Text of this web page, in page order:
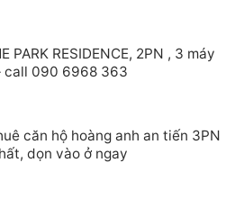
PARK RESIDENCE, 2PN , 3 máy
call 090 6968 363
căn hộ hoàng anh an tiến 3PN
dọn vào ở ngay